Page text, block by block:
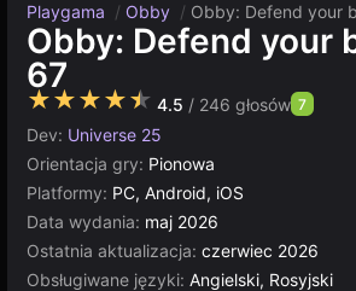
Playgama / Obby / Obby: Defend your
Obby: Defend your
67
★★★★★ 4.5 / 246 głosów 7
Dev: Universe 25
Orientacja gry: Pionowa
Platformy: PC, Android, iOS
Data wydania: maj 2026
Ostatnia aktualizacja: czerwiec 2026
Obsługiwane języki: Angielski, Rosyjski